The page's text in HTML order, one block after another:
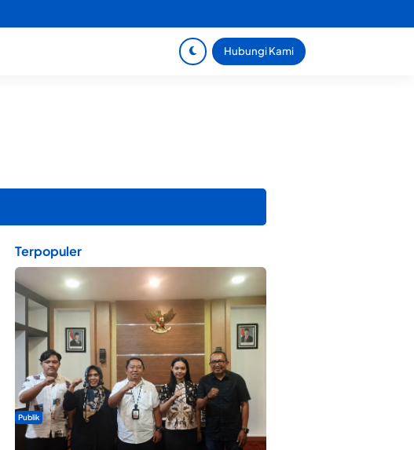
Hubungi Kami
Terpopuler
Publik
Dua Talenta Muda Ternate Wakili Maluku Utara di